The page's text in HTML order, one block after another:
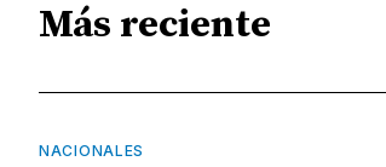
Más reciente
NACIONALES